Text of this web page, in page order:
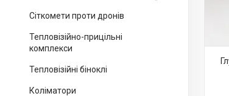
Сіткомети проти дронів
Тепловізійно-прицільні
комплекси
Тепловізійні біноклі
Коліматори